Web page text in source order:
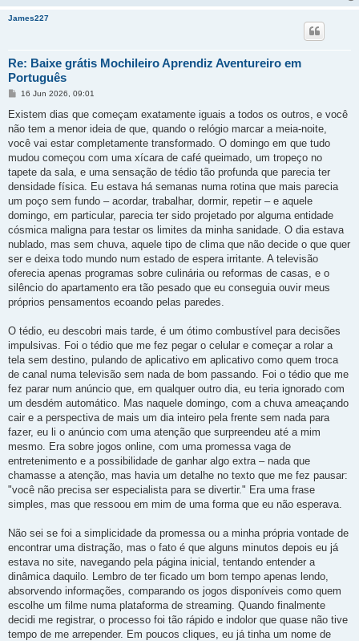
James227
Re: Baixe grátis Mochileiro Aprendiz Aventureiro em
Português
M
n
a
g
m
16 Jun 2026, 09:01
Existem dias que começam exatamente iguais a todos os outros, e você
não tem a menor ideia de que, quando o relógio marcar a meia-noite,
você vai estar completamente transformado. O domingo em que tudo
mudou começou com uma xícara de café queimado, um tropeço no
tapete da sala, e uma sensação de tédio tão profunda que parecia ter
densidade física. Eu estava há semanas numa rotina que mais parecia
um poço sem fundo – acordar, trabalhar, dormir, repetir – e aquele
domingo, em particular, parecia ter sido projetado por alguma entidade
cósmica maligna para testar os limites da minha sanidade. O dia estava
nublado, mas sem chuva, aquele tipo de clima que não decide o que quer
ser e deixa todo mundo num estado de espera irritante. A televisão
oferecia apenas programas sobre culinária ou reformas de casas, e o
silêncio do apartamento era tão pesado que eu conseguia ouvir meus
próprios pensamentos ecoando pelas paredes.
O tédio, eu descobri mais tarde, é um ótimo combustível para decisões
impulsivas. Foi o tédio que me fez pegar o celular e começar a rolar a
tela sem destino, pulando de aplicativo em aplicativo como quem troca
de canal numa televisão sem nada de bom passando. Foi o tédio que me
fez parar num anúncio que, em qualquer outro dia, eu teria ignorado com
um desdém automático. Mas naquele domingo, com a chuva ameaçando
cair e a perspectiva de mais um dia inteiro pela frente sem nada para
fazer, eu li o anúncio com uma atenção que surpreendeu até a mim
mesmo. Era sobre jogos online, com uma promessa vaga de
entretenimento e a possibilidade de ganhar algo extra – nada que
chamasse a atenção, mas havia um detalhe no texto que me fez pausar:
"você não precisa ser especialista para se divertir." Era uma frase
simples, mas que ressoou em mim de uma forma que eu não esperava.
Não sei se foi a simplicidade da promessa ou a minha própria vontade de
encontrar uma distração, mas o fato é que alguns minutos depois eu já
estava no site, navegando pela página inicial, tentando entender a
dinâmica daquilo. Lembro de ter ficado um bom tempo apenas lendo,
absorvendo informações, comparando os jogos disponíveis como quem
escolhe um filme numa plataforma de streaming. Quando finalmente
decidi me registrar, o processo foi tão rápido e indolor que quase não tive
tempo de me arrepender. Em poucos cliques, eu já tinha um nome de